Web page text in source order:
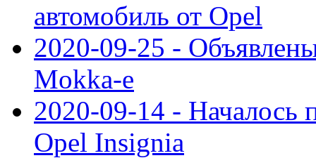
автомобиль от Opel
2020-09-25 -
Mokka-e
2020-09-14 - Началось
Opel Insignia